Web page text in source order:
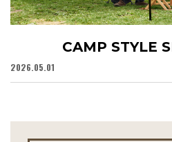
CAMP STYLE
2026.05.01